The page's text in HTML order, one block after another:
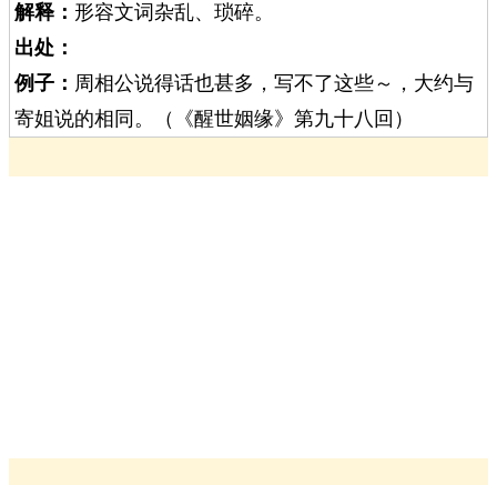
解释： 形容文词杂乱、琐碎。
出处：
例子： 周相公说得话也甚多，写不了这些～，大约与
寄姐说的相同。（《醒世姻缘》第九十八回）